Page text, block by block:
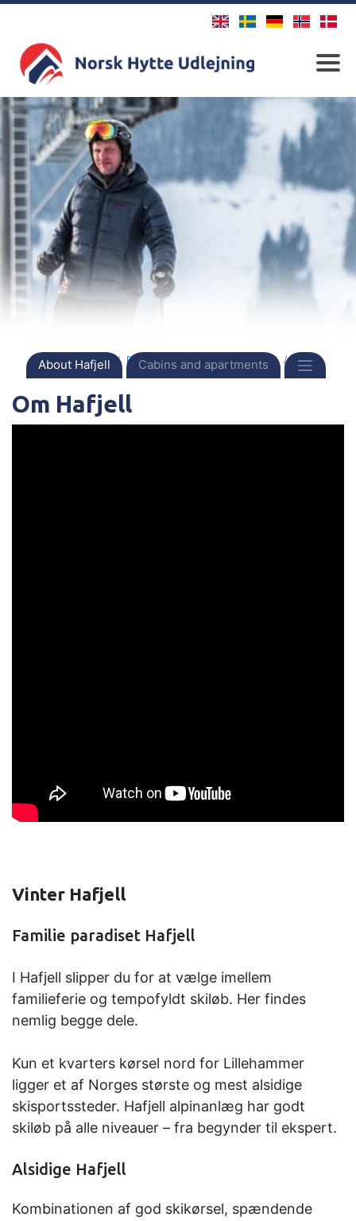
About Hafjell Cabins and apartments
Front page Destinations Norway Hafjell
Om Hafjell
Vinter Hafjell
Familie paradiset Hafjell
I Hafjell slipper du for at vælge imellem
familieferie og tempofyldt skiløb. Her findes
nemlig begge dele.
Kun et kvarters kørsel nord for Lillehammer
ligger et af Norges største og mest alsidige
skisportssteder. Hafjell alpinanlæg har godt
skiløb på alle niveauer – fra begynder til ekspert.
Alsidige Hafjell
Kombinationen af god skikørsel, spændende